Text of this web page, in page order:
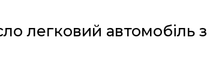
легковий автомобіль з